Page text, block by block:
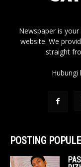
Newspaper is
website. We
straight
Hubungi
POSTING